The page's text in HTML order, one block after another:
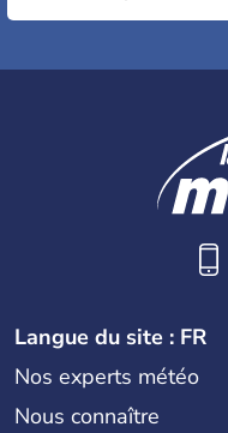
Langue du site : FR
Nos experts météo
Nous connaître